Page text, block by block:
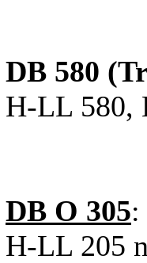
DB 580
H-LL 580,
DB O 305:
H-LL 205